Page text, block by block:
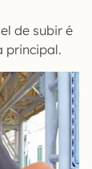
de subir é
principal.